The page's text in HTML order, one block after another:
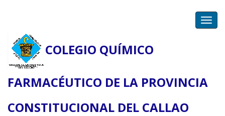
COLEGIO QUÍMICO
FARMACÉUTICO DE LA PROVINCIA
CONSTITUCIONAL DEL CALLAO
Renovación de Carnet